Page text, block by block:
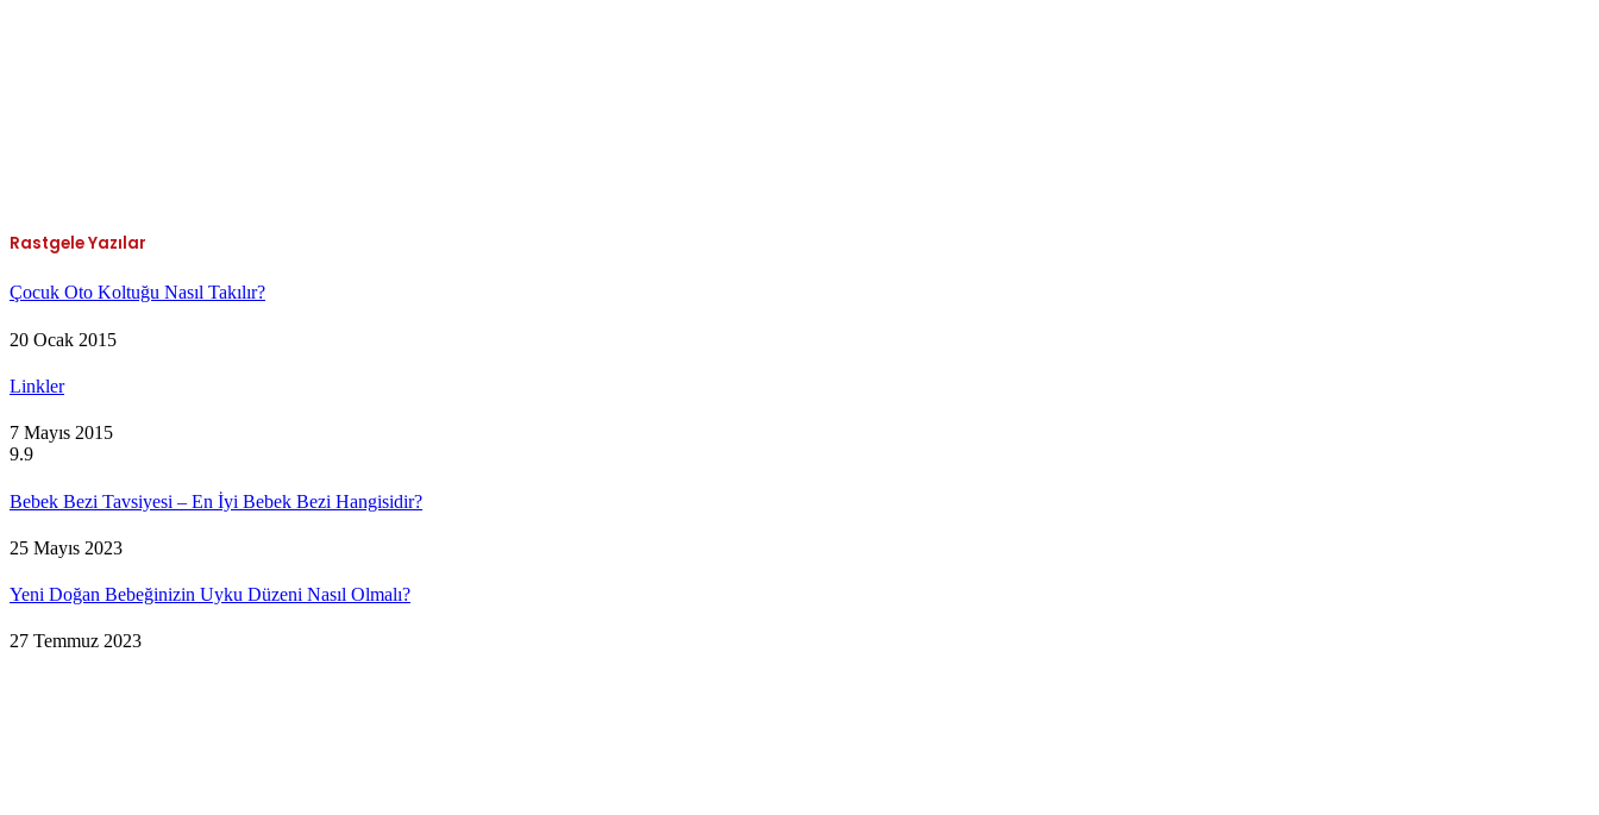
Rastgele Yazılar
Çocuk Oto Koltuğu Nasıl Takılır?
20 Ocak 2015
Linkler
7 Mayıs 2015
9.9
Bebek Bezi Tavsiyesi – En İyi Bebek Bezi Hangisidir?
25 Mayıs 2023
Yeni Doğan Bebeğinizin Uyku Düzeni Nasıl Olmalı?
27 Temmuz 2023